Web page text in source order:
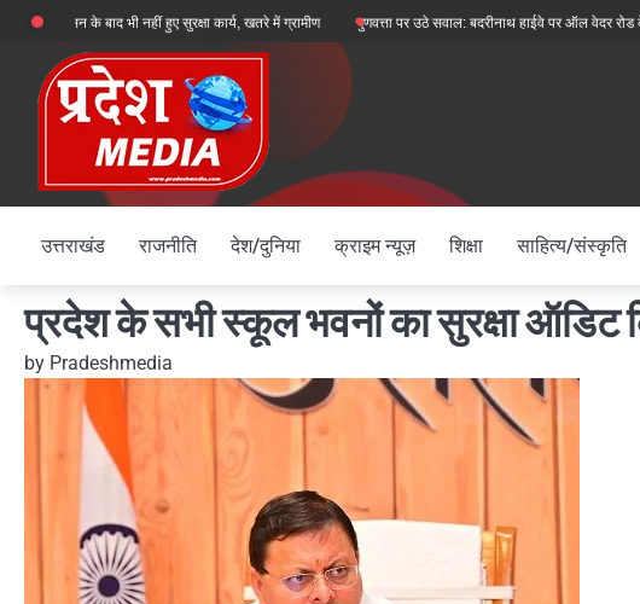
Skip
content
के बाद भी नहीं हुए सुरक्षा कार्य, खतरे में ग्रामीण गुणवत्ता पर उठे सवाल: बदरीनाथ हाईवे पर ऑल वेदर रोड के
उत्तराखंड राजनीति देश/दुनिया क्राइम न्यूज़ शिक्षा साहित्य/संस्कृति
प्रदेश के सभी स्कूल भवनों का सुरक्षा ऑडिट
by Pradeshmedia